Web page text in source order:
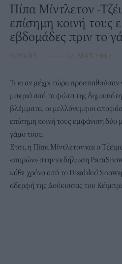
Πίπα Μίντλετον -
επίσημη κοινή τους
εβδομάδες πριν το
BOVARY ⸻ 05 MAY 2017
Τι κι αν μέχρι τώρα
μακριά από τα φώτα της
βλέμματα, οι μελλόνυμφοι
επίσημη κοινή τους εμφάνιση δύο
γάμο τους.
Ετσι, η Πίπα Μίντλετον και ο
«παρών» στην εκδήλωση
κάθε χρόνο από το Disabled
αδερφή της Δούκισσας του